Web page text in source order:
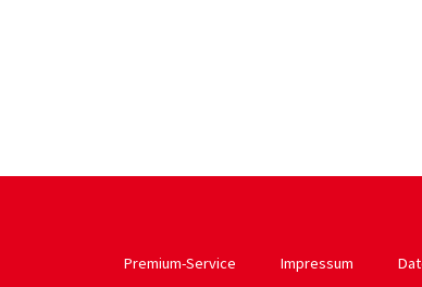
Premium-Service Impressum